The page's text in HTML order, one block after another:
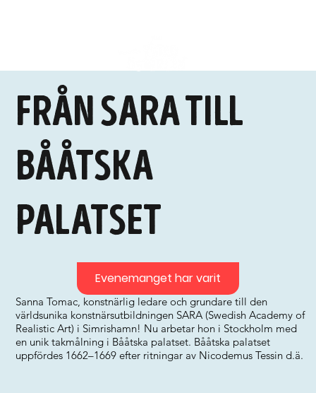
Från Sara till
Bååtska
Palatset
Sanna Tomac, konstnärlig ledare och grundare till den
världsunika konstnärsutbildningen SARA (Swedish Academy of
Realistic Art) i Simrishamn! Nu arbetar hon i Stockholm med
en unik takmålning i Bååtska palatset. Bååtska palatset
uppfördes 1662–1669 efter ritningar av Nicodemus Tessin d.ä.
Evenemanget har varit